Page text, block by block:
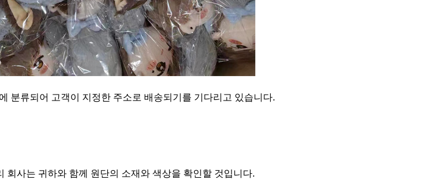
분류되어 고객이 지정한 주소로 배송되기를 기다리고 있습니다.
회사는 귀하와 함께 원단의 소재와 색상을 확인할 것입니다.